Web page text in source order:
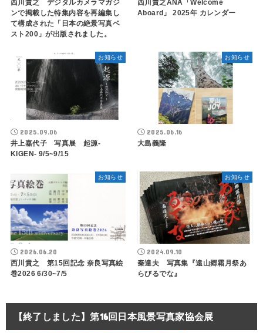
西川貴之 デジタルカメラマガジ
ンで掲載した特集内容を再編集し
て構成された「日本の絶景写真ベ
スト200」が出版されました。
西川貴之ANA「Welcome
Aboard」 2025年 カレンダー
お知らせ
2025.09.06
井上嘉代子 写真展 起源-
KIGEN- 9/5~9/15
お知らせ
2025.06.16
大島義隆
お知らせ
2026.06.20
西川貴之 第15回記念 奈良写真絵
巻2026 6/30~7/5
お知らせ
2024.09.10
秦達夫 写真集『遠山郷霜月祭あ
らびるでな』
【終了しました】第16回日本風景写真家協会展